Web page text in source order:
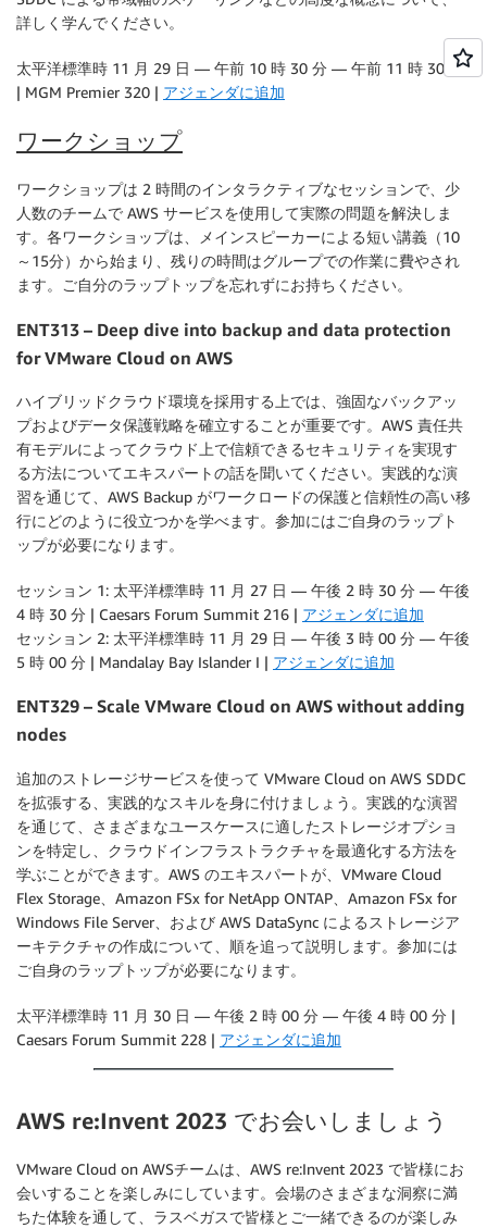
詳しく学んでください。
太平洋標準時 11 月 29 日 — 午前 10 時 30 分 — 午前 11 時 30 分
| MGM Premier 320 | アジェンダに追加
ワークショップ
ワークショップは 2 時間のインタラクティブなセッションで、少
人数のチームで AWS サービスを使用して実際の問題を解決しま
す。各ワークショップは、メインスピーカーによる短い講義（10
～15分）から始まり、残りの時間はグループでの作業に費やされ
ます。ご自分のラップトップを忘れずにお持ちください。
ENT313 – Deep dive into backup and data protection
for VMware Cloud on AWS
ハイブリッドクラウド環境を採用する上では、強固なバックアッ
プおよびデータ保護戦略を確立することが重要です。AWS 責任共
有モデルによってクラウド上で信頼できるセキュリティを実現す
る方法についてエキスパートの話を聞いてください。実践的な演
習を通じて、AWS Backup がワークロードの保護と信頼性の高い移
行にどのように役立つかを学べます。参加にはご自身のラップト
ップが必要になります。
セッション 1: 太平洋標準時 11 月 27 日 — 午後 2 時 30 分 — 午後
4 時 30 分 | Caesars Forum Summit 216 | アジェンダに追加
セッション 2: 太平洋標準時 11 月 29 日 — 午後 3 時 00 分 — 午後
5 時 00 分 | Mandalay Bay Islander I | アジェンダに追加
ENT329 – Scale VMware Cloud on AWS without adding
nodes
追加のストレージサービスを使って VMware Cloud on AWS SDDC
を拡張する、実践的なスキルを身に付けましょう。実践的な演習
を通じて、さまざまなユースケースに適したストレージオプショ
ンを特定し、クラウドインフラストラクチャを最適化する方法を
学ぶことができます。AWS のエキスパートが、VMware Cloud
Flex Storage、Amazon FSx for NetApp ONTAP、Amazon FSx for
Windows File Server、および AWS DataSync によるストレージア
ーキテクチャの作成について、順を追って説明します。参加には
ご自身のラップトップが必要になります。
太平洋標準時 11 月 30 日 — 午後 2 時 00 分 — 午後 4 時 00 分 |
Caesars Forum Summit 228 | アジェンダに追加
AWS re:Invent 2023 でお会いしましょう
VMware Cloud on AWSチームは、AWS re:Invent 2023 で皆様にお
会いすることを楽しみにしています。会場のさまざまな洞察に満
ちた体験を通して、ラスベガスで皆様とご一緒できるのが楽しみ